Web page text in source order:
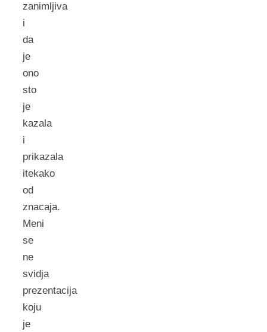
zanimljiva
i
da
je
ono
sto
je
kazala
i
prikazala
itekako
od
znacaja.
Meni
se
ne
svidja
prezentacija
koju
je